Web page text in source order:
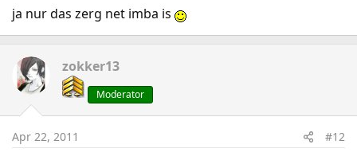
ja nur das zerg net imba is
zokker13
Moderator
Apr 22, 2011 #12